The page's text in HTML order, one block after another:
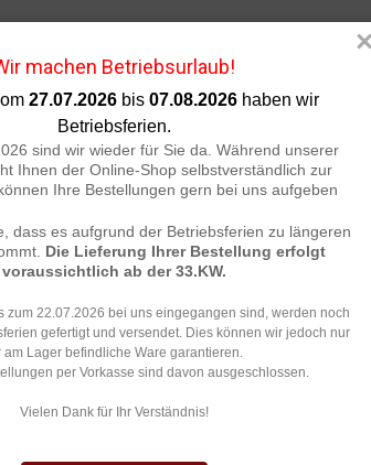
×
machen Betriebsurlaub!
27.07.2026 bis 07.08.2026 haben wir
Betriebsferien.
sind wir wieder für Sie da. Während unserer
Ihnen der Online-Shop selbstverständlich zur
Ihre Bestellungen gern bei uns aufgeben
dass es aufgrund der Betriebsferien zu längeren
Die Lieferung Ihrer Bestellung erfolgt
voraussichtlich ab der 33.KW.
zum 22.07.2026 bei uns eingegangen sind, werden noch
gefertigt und versendet. Dies können wir jedoch nur
am Lager befindliche Ware garantieren.
per Vorkasse sind davon ausgeschlossen.
Vielen Dank für Ihr Verständnis!
vierzehn Tagen ohne Angabe von Gründen diesen
Tage ab dem Tag, an dem Sie oder ein von
haben bzw. hat.
müssen Sie uns (KANSCHUR | Schilder &
Telefonnummer 03375 901506, Telefax 03375
mittels einer eindeutigen Erklärung (z. B. ein
zu widerrufen, informieren. Sie können dafür
haben wir Ihnen alle Zahlungen, die wir
Kosten, die sich daraus ergeben, dass Sie eine
gewählt haben), unverzüglich und spätestens
dieses Vertrags bei uns eingegangen ist. Für
ursprünglichen Transaktion eingesetzt haben,
Ihnen wegen dieser Rückzahlung Entgelte
haben oder bis Sie den Nachweis erbracht